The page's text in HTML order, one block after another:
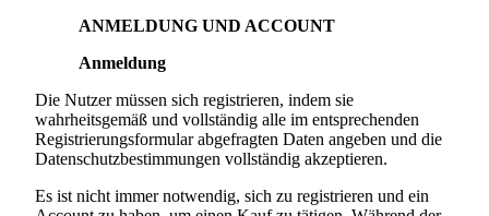
ANMELDUNG UND ACCOUNT
Anmeldung
Die Nutzer müssen sich registrieren, indem sie
wahrheitsgemäß und vollständig alle im entsprechenden
Registrierungsformular abgefragten Daten angeben und die
Datenschutzbestimmungen vollständig akzeptieren.
Es ist nicht immer notwendig, sich zu registrieren und ein